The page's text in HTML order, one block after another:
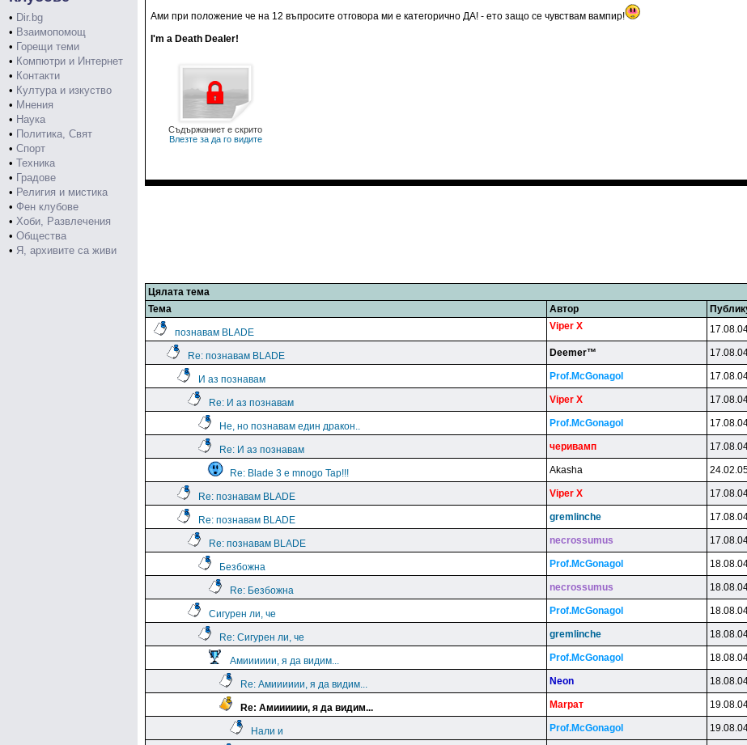
• Dir.bg
• Взаимопомощ
• Горещи теми
• Компютри и Интернет
• Контакти
• Култура и изкуство
• Мнения
• Наука
• Политика, Свят
• Спорт
• Техника
• Градове
• Религия и мистика
• Фен клубове
• Хоби, Развлечения
• Общества
• Я, архивите са живи
Ами при положение че на 12 въпросите отговора ми е категорично ДА! - ето защо се чувствам вампир!
I'm a Death Dealer!
Съдържаниет е скрито
Влезте за да го видите
Цялата тема
Тема
Автор
познавам BLADE
Viper X
Re: познавам BLADE Deemer™
И аз познавам Prof.McGonagol
Re: И аз познавам Viper X
Не, но познавам един дракон.. Prof.McGonagol
Re: И аз познавам чepивaмп
Re: Blade 3 e mnogo Tap!!! Akasha
Re: познавам BLADE Viper X
Re: познавам BLADE gremlinche
Re: познавам BLADE necrossumus
Безбожна Prof.McGonagol
Re: Безбожна necrossumus
Сигурен ли, че Prof.McGonagol
Re: Сигурен ли, че gremlinche
Амииииии, я да видим... Prof.McGonagol
Re: Амииииии, я да видим... Neon
Re: Амииииии, я да видим... Marpaт
Нали и Prof.McGonagol